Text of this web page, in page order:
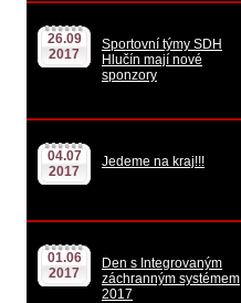
26.09
2017
Sportovní týmy SDH
Hlučín mají nové
sponzory
04.07
2017
Jedeme na kraj!!!
01.06
2017
Den s Integrovaným
záchranným systémem
2017